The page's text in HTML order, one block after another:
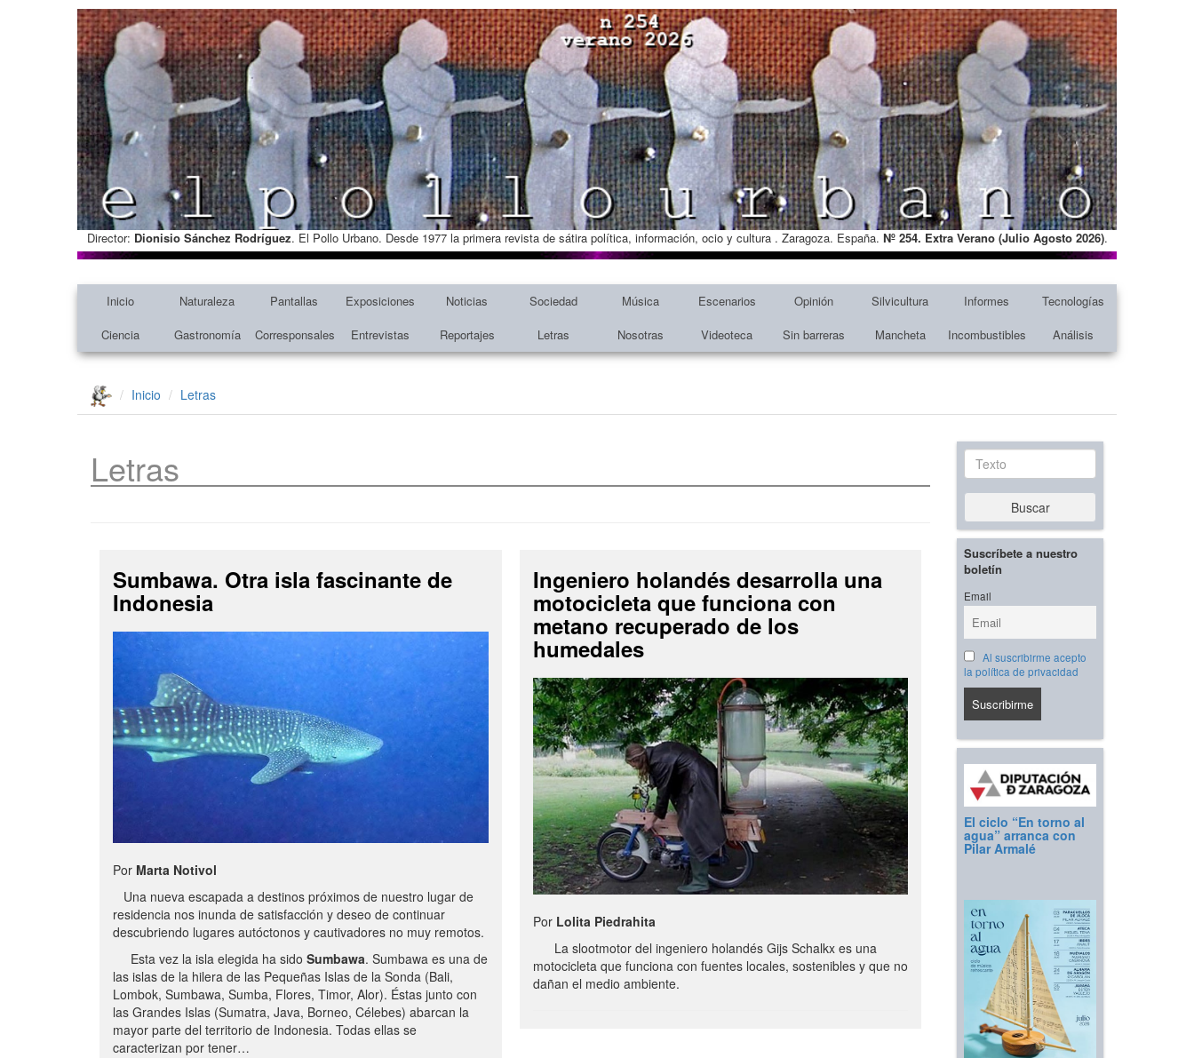
Director: Dionisio Sánchez Rodríguez. El Pollo Urbano. Desde 1977 la primera revista de sátira política, información, ocio y cultura . Zaragoza. España. Nº 254. Extra Verano (Julio Agosto 2026).
Inicio Naturaleza Pantallas Exposiciones Noticias Sociedad Música Escenarios Opinión Silvicultura Informes
Tecnologías
Ciencia
Gastronomía Corresponsales Entrevistas Reportajes Letras Nosotras Videoteca Sin barreras Mancheta Incombustibles Análisis
Inicio Letras
Letras
Sumbawa. Otra isla fascinante de
Indonesia
Por Marta Notivol
Una nueva escapada a destinos próximos de nuestro lugar de
residencia nos inunda de satisfacción y deseo de continuar
descubriendo lugares autóctonos y cautivadores no muy remotos.
Esta vez la isla elegida ha sido Sumbawa. Sumbawa es una de
las islas de la hilera de las Pequeñas Islas de la Sonda (Bali,
Lombok, Sumbawa, Sumba, Flores, Timor, Alor). Éstas junto con
las Grandes Islas (Sumatra, Java, Borneo, Célebes) abarcan la
mayor parte del territorio de Indonesia. Todas ellas se
caracterizan por tener…
Ingeniero holandés desarrolla una
motocicleta que funciona con
metano recuperado de los
humedales
Por Lolita Piedrahita
La slootmotor del ingeniero holandés Gijs Schalkx es una
motocicleta que funciona con fuentes locales, sostenibles y que no
dañan el medio ambiente.
Texto
Buscar
Suscríbete a nuestro
boletín
Email
Al suscribirme acepto
la política de privacidad
El ciclo “En torno al
agua” arranca con
Pilar Armalé